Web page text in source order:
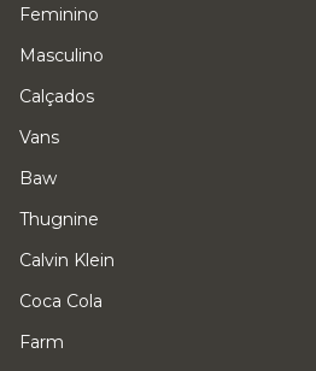
Feminino
Masculino
Calçados
Vans
Baw
Thugnine
Calvin Klein
Coca Cola
Farm